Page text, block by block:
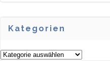
Kategorien
Kategorien